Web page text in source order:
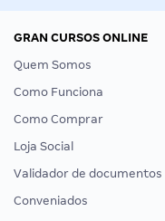
GRAN CURSOS ONLINE
Quem Somos
Como Funciona
Como Comprar
Loja Social
Validador de documentos
Conveniados